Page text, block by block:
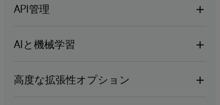
API管理
実装・テスト、展開・運用、バージョン管理・廃止
に至るまで、完全なAPIのライフサイクル管理機能
AIと機械学習
どの一般的な機械学習環境に接続することができま
す。
高度な拡張性オプション